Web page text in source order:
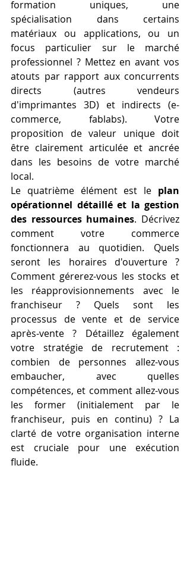
formation uniques, une
spécialisation dans certains
matériaux ou applications, ou un
focus particulier sur le marché
professionnel ? Mettez en avant vos
atouts par rapport aux concurrents
directs (autres vendeurs
d'imprimantes 3D) et indirects (e-
commerce, fablabs). Votre
proposition de valeur unique doit
être clairement articulée et ancrée
dans les besoins de votre marché
local.
Le quatrième élément est le plan
opérationnel détaillé et la gestion
des ressources humaines. Décrivez
comment votre commerce
fonctionnera au quotidien. Quels
seront les horaires d'ouverture ?
Comment gérerez-vous les stocks et
les réapprovisionnements avec le
franchiseur ? Quels sont les
processus de vente et de service
après-vente ? Détaillez également
votre stratégie de recrutement :
combien de personnes allez-vous
embaucher, avec quelles
compétences, et comment allez-vous
les former (initialement par le
franchiseur, puis en continu) ? La
clarté de votre organisation interne
est cruciale pour une exécution
fluide.